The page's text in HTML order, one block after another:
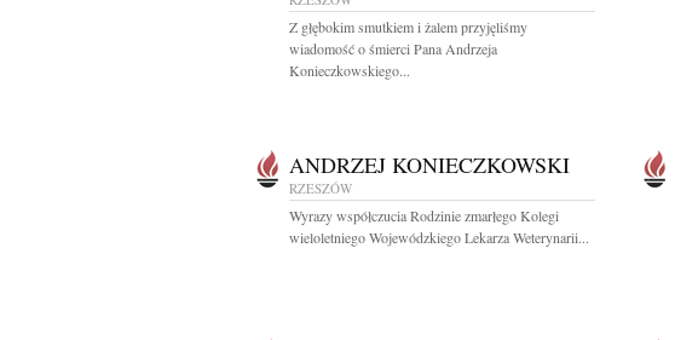
Z głębokim smutkiem i żalem przyjęliśmy
wiadomość o śmierci Pana Andrzeja
Konieczkowskiego...
ANDRZEJ KONIECZKOWSKI
RZESZÓW
Wyrazy współczucia Rodzinie zmarłego Kolegi
wieloletniego Wojewódzkiego Lekarza Weterynarii...